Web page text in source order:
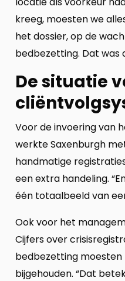
kreeg, moesten we
het dossier, op de
bedbezetting. Dat was
De situatie
Voor de invoering van
werkte Saxenburgh
handmatige
een extra handeling.
één totaalbeeld van
Ook voor het
Cijfers over
bedbezetting
bijgehouden. “Dat